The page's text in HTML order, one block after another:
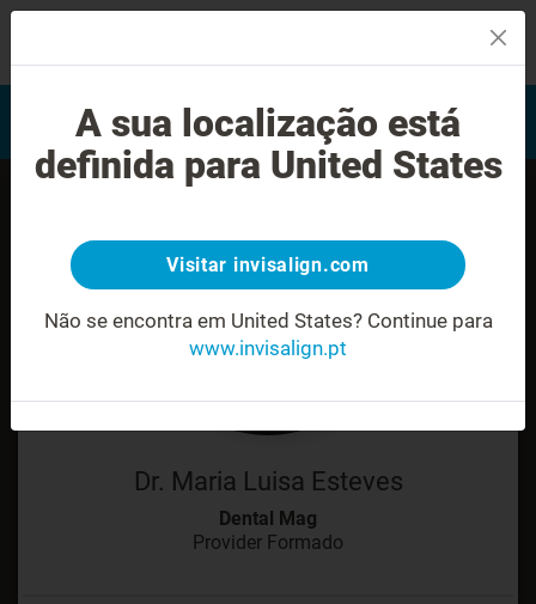
Avaliação do sorriso
Encontrar um Invisalign
provider
Dr. Maria Luisa Esteves
Dental Mag
Provider Formado
A sua localização está
definida para United States
Visitar invisalign.com
Não se encontra em United States? Continue para
www.invisalign.pt